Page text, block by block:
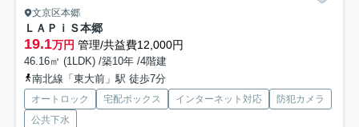
文京区本郷
ＬＡＰｉＳ本郷
19.1万円 管理/共益費12,000円
46.16㎡ (1LDK) /築10年 /4階建
南北線「東大前」駅 徒歩7分
オートロック 宅配ボックス インターネット対応
防犯カメラ
公共下水